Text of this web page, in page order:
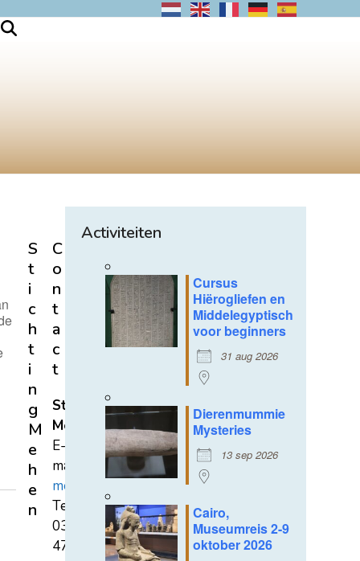
Activiteiten
Cursus
Hiërogliefen en
Middelegyptisch
voor beginners
31 aug 2026
Dierenmummie
Mysteries
13 sep 2026
Cairo,
Museumreis 2-9
oktober 2026
S
t
i
c
h
t
i
n
g
M
e
h
e
n
C
o
n
t
a
c
t
Stichting
Mehen
E-
mail:
mehen@hetnet.nl
Tel.:
0318-
471689